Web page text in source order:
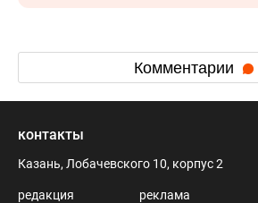
Комментарии
контакты
Казань, Лобачевского 10, корпус 2
редакция
реклама